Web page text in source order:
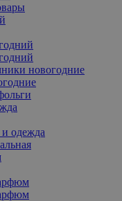
новогодние
и одежда